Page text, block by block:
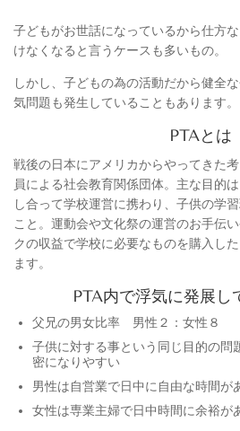
子どもがお世話になっているから仕方
けなくなると言うケースも多いもの。
しかし、子どもの為の活動だから健全
気問題も発生していることもあります。
PTAとは
戦後の日本にアメリカからやってきた
員による社会教育関係団体。主な目的
し合って学校運営に携わり、子供の学
こと。運動会や文化祭の運営のお手伝
クの収益で学校に必要なものを購入し
ます。
PTA内で浮気に発展し
父兄の男女比率 男性２：女性８
子供に対する事という同じ目的の問
密になりやすい
男性は自営業で日中に自由な時間が
女性は専業主婦で日中時間に余裕が